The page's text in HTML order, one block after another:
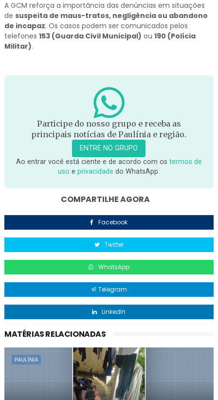
A GCM reforça a importância das denúncias em situações
de suspeita de maus-tratos, negligência ou abandono
de incapaz. Os casos podem ser comunicados pelos
telefones 153 (Guarda Civil Municipal) ou 190 (Polícia
Militar).
Participe do nosso grupo e receba as
principais notícias de Paulínia e região.
ENTRE NO GRUPO
Ao entrar você está ciente e de acordo com os termos de
uso eprivacidade do WhatsApp.
COMPARTILHE AGORA
Facebook
Twitter
WhatsApp
Telegram
LinkedIn
MATÉRIAS RELACIONADAS
PAULÍNIA